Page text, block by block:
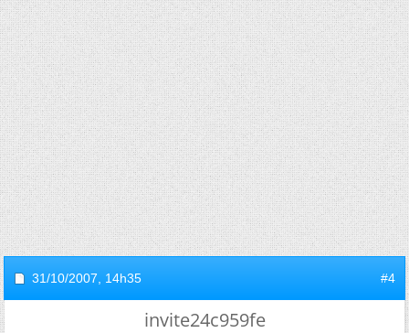
31/10/2007, 14h35 #4
invite24c959fe